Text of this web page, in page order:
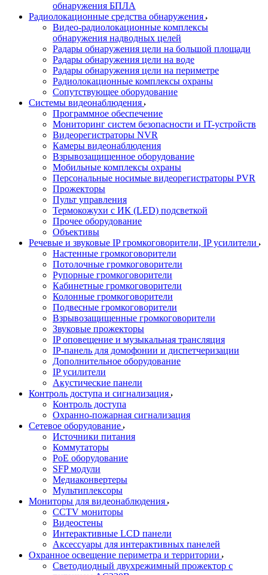
обнаружения БПЛА
Радиолокационные средства обнаружения
Видео-радиолокационные комплексы
обнаружения надводных целей
Радары обнаружения цели на большой площади
Радары обнаружения цели на воде
Радары обнаружения цели на периметре
Радиолокационные комплексы охраны
Сопутствующее оборудование
Системы видеонаблюдения
Программное обеспечение
Мониторинг систем безопасности и IT-устройств
Видеорегистраторы NVR
Камеры видеонаблюдения
Взрывозащищенное оборудование
Мобильные комплексы охраны
Персональные носимые видеорегистраторы PVR
Прожекторы
Пульт управления
Термокожухи с ИК (LED) подсветкой
Прочее оборудование
Объективы
Речевые и звуковые IP громкоговорители, IP усилители
Настенные громкоговорители
Потолочные громкоговорители
Рупорные громкоговорители
Кабинетные громкоговорители
Колонные громкоговорители
Подвесные громкоговорители
Взрывозащищенные громкоговорители
Звуковые прожекторы
IP оповещение и музыкальная трансляция
IP-панель для домофонии и диспетчеризации
Дополнительное оборудование
IP усилители
Акустические панели
Контроль доступа и сигнализация
Контроль доступа
Охранно-пожарная сигнализация
Сетевое оборудование
Источники питания
Коммутаторы
PoE оборудование
SFP модули
Медиаконвертеры
Мультиплексоры
Мониторы для видеонаблюдения
CCTV мониторы
Видеостены
Интерактивные LCD панели
Аксессуары для интерактивных панелей
Охранное освещение периметра и территории
Светодиодный двухрежимный прожектор с